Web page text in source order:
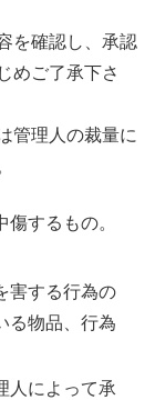
を確認し、承認
めご了承下さ
管理人の裁量に
するもの。
害する行為の
る物品、行為
人によって承